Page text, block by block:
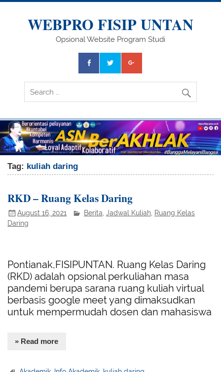
Skip
WEBPRO FISIP UNTAN
Opsional Website Program Studi
Tag: kuliah daring
RKD – Ruang Kelas Daring
August 16, 2021 Berita ,Jadwal Kuliah Ruang Kelas
Daring
Pontianak,FISIPUNTAN. Ruang Kelas Daring
(RKD) adalah opsional perkuliahan masa
pandemi berupa sarana ruang kuliah virtual
berbasis google meet yang dimaksudkan
untuk mempermudah dosen dan mahasiswa
» Read more